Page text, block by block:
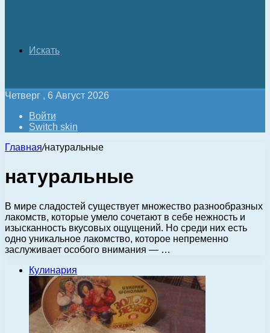
Искать
Четверг , 6 Август 2026
Войти
Switch skin
Главная/натуральные
натуральные
В мире сладостей существует множество разнообразных
лакомств, которые умело сочетают в себе нежность и
изысканность вкусовых ощущений. Но среди них есть
одно уникальное лакомство, которое непременно
заслуживает особого внимания — …
Кулинария